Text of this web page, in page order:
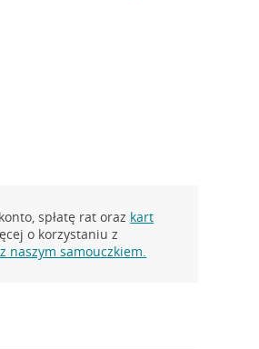
spłatę rat oraz kart
o korzystaniu z
naszym samouczkiem.